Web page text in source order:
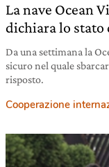
La nave Ocean
dichiara lo stato
Da una settimana la
sicuro nel quale
risposto.
Cooperazione